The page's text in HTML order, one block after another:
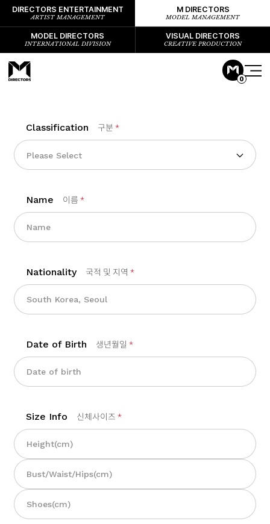
DIRECTORS ENTERTAINMENT
ARTIST MANAGEMENT
M DIRECTORS
MODEL MANAGEMENT
MODEL DIRECTORS
INTERNATIONAL DIVISION
VISUAL DIRECTORS
CREATIVE PRODUCTION
0
Classification 구분 *
Please Select
Name 이름 *
Nationality 국적 및 지역 *
Date of Birth 생년월일 *
Size Info 신체사이즈 *